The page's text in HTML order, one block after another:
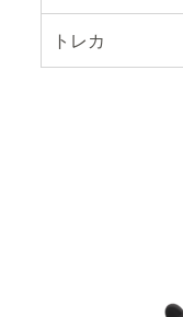
トレカ